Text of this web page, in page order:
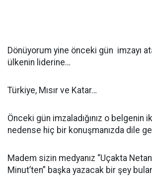
Dönüyorum yine önceki gün imzayı
ülkenin liderine…
Türkiye, Mısır ve Katar…
Önceki gün imzaladığınız o belgenin
nedense hiç bir konuşmanızda dile
Madem sizin medyanız “Uçakta
Minut’ten” başka yazacak bir şey